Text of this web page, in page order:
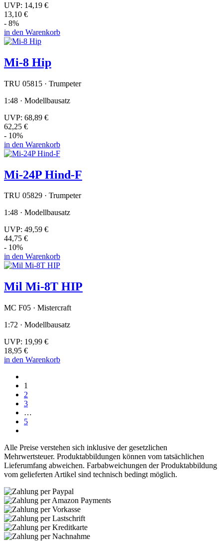
UVP: 14,19 €
13,10 €
- 8%
in den Warenkorb
Mi-8 Hip
TRU 05815 · Trumpeter
1:48 · Modellbausatz
UVP: 68,89 €
62,25 €
- 10%
in den Warenkorb
Mi-24P Hind-F
TRU 05829 · Trumpeter
1:48 · Modellbausatz
UVP: 49,59 €
44,75 €
- 10%
in den Warenkorb
Mil Mi-8T HIP
MC F05 · Mistercraft
1:72 · Modellbausatz
UVP: 19,99 €
18,95 €
in den Warenkorb
1
2
3
…
5
Alle Preise verstehen sich inklusive der gesetzlichen
Mehrwertsteuer. Produktabbildungen können vom tatsächlichen
Lieferumfang abweichen. Farbabweichungen der Produktabbildung
vom gelieferten Artikel sind technisch bedingt möglich.